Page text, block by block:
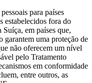
para países
estabelecidos fora do
em países que,
garantem uma proteção de
não oferecem um nível
pelo Tratamento
em conformidade
entre outros, as